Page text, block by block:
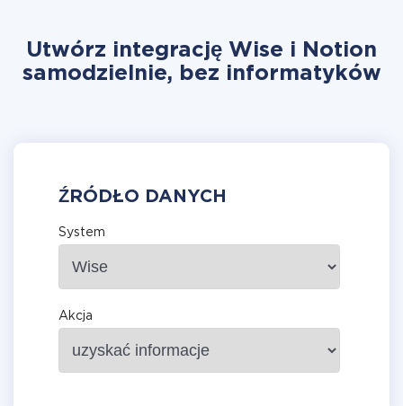
Utwórz integrację Wise i Notion
samodzielnie, bez informatyków
ŹRÓDŁO DANYCH
System
Akcja